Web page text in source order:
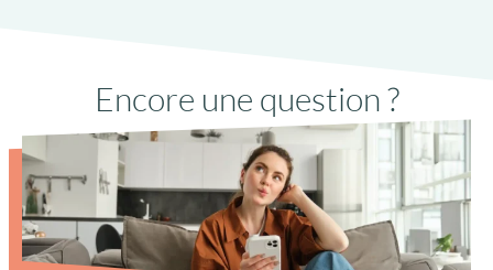
avec joint anti-dépôt de sable
Encore une question ?